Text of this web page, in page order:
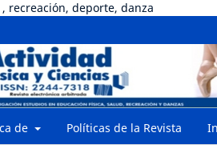
recreación, deporte, danza
de Políticas de la Revista